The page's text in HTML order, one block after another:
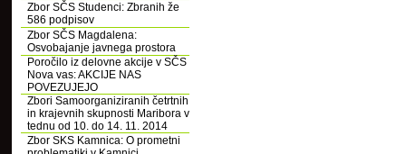
Zbor SČS Studenci: Zbranih že
586 podpisov
Zbor SČS Magdalena:
Osvobajanje javnega prostora
Poročilo iz delovne akcije v SČS
Nova vas: AKCIJE NAS
POVEZUJEJO
Zbori Samoorganiziranih četrtnih
in krajevnih skupnosti Maribora v
tednu od 10. do 14. 11. 2014
Zbor SKS Kamnica: O prometni